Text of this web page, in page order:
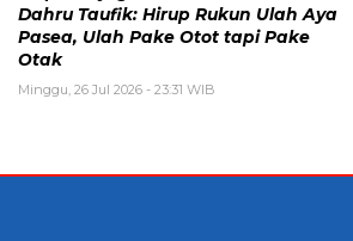
Dahru Taufik: Hirup Rukun Ulah Aya
Pasea, Ulah Pake Otot tapi Pake
Otak
Minggu, 26 Jul 2026 - 23:31 WIB